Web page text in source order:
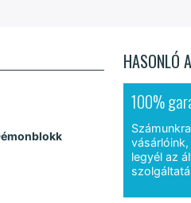
HASONLÓ
100%
legyél az